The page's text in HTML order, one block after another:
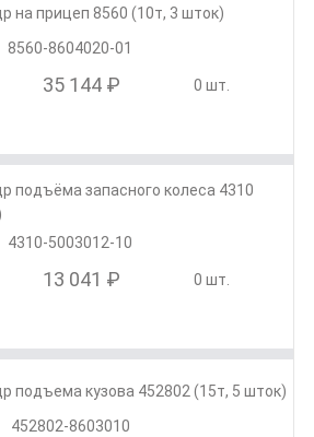
на прицеп 8560 (10т, 3 шток)
8560-8604020-01
35 144 ₽ 0 шт.
подъёма запасного колеса 4310
4310-5003012-10
13 041 ₽ 0 шт.
подъема кузова 452802 (15т, 5 шток)
452802-8603010